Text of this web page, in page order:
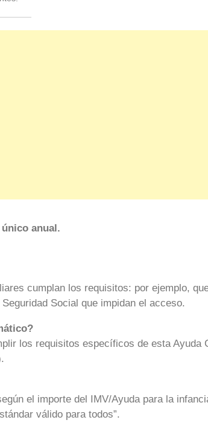
único anual.
cumplan los requisitos: por ejemplo,
Social que impidan el acceso.
los requisitos específicos de esta Ayuda
el importe del IMV/Ayuda para la
válido para todos”.